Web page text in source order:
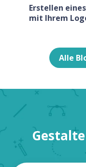
Erstellen
mit Ihrem
Alle